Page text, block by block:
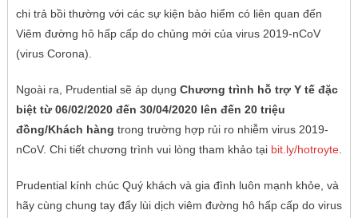
chi trả bồi thường với các sự kiện bảo hiểm có liên quan đến
Viêm đường hô hấp cấp do chủng mới của virus 2019-nCoV
(virus Corona).
Ngoài ra, Prudential sẽ áp dụng Chương trình hỗ trợ Y tế đặc
biệt từ 06/02/2020 đến 30/04/2020 lên đến 20 triệu
đồng/Khách hàng trong trường hợp rủi ro nhiễm virus 2019-
nCoV. Chi tiết chương trình vui lòng tham khảo tại bit.ly/hotroyte.
Prudential kính chúc Quý khách và gia đình luôn mạnh khỏe, và
hãy cùng chung tay đẩy lùi dịch viêm đường hô hấp cấp do virus